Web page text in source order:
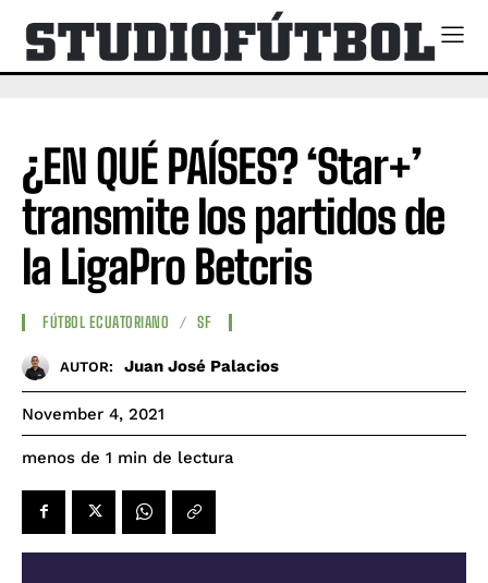
¿EN QUÉ PAÍSES? ‘Star+’
transmite los partidos de
la LigaPro Betcris
FÚTBOL ECUATORIANO SF
AUTOR: Juan José Palacios
November 4, 2021
menos de 1 min de lectura